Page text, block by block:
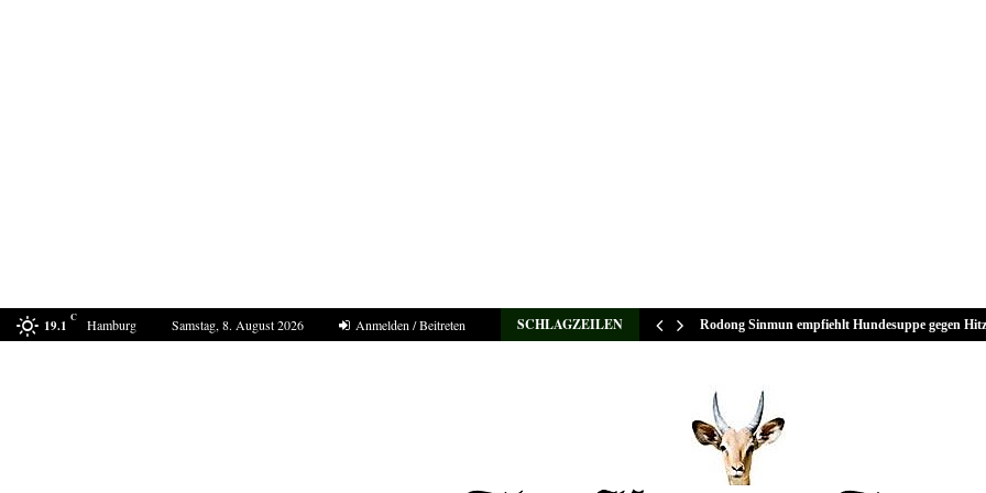
19.1 C Hamburg Samstag, 8. August 2026 Anmelden / Beitreten SCHLAGZEILEN
In Ceuta eskaliert die Situation erneut Rodong Sinmun empfiehlt Hundesuppe gegen